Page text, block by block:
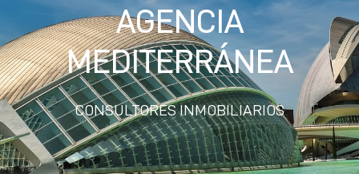
AGENCIA
MEDITERRÁNEA
CONSULTORES INMOBILIARIOS